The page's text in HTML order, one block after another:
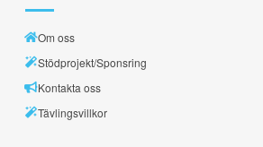
Om oss
Stödprojekt/Sponsring
Kontakta oss
Tävlingsvillkor